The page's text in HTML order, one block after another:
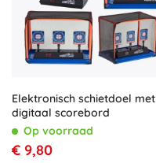
Elektronisch schietdoel met
digitaal scorebord
Op voorraad
€ 9,80